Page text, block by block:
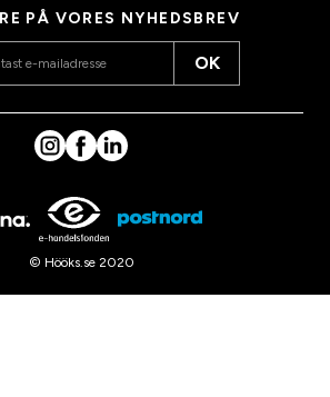
PÅ VORES NYHEDSBREV
OK
© Hööks.se 2020